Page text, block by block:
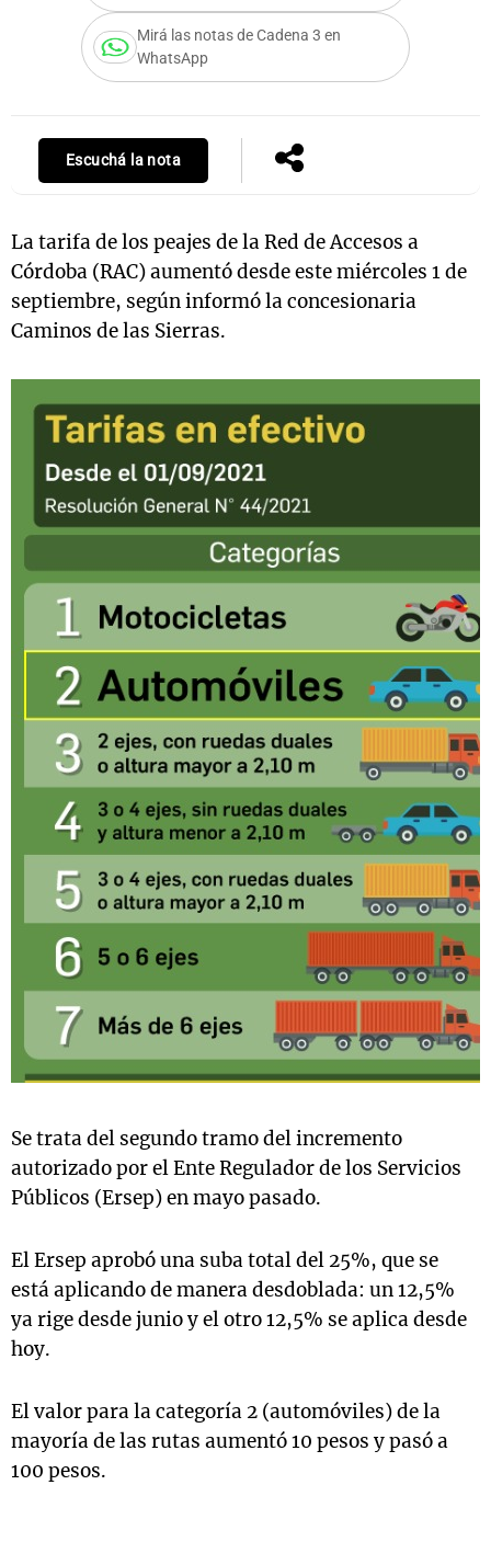
Mirá las notas de Cadena 3 en
WhatsApp
Escuchá la nota
La tarifa de los peajes de la Red de Accesos a
Córdoba (RAC) aumentó desde este miércoles 1 de
septiembre, según informó la concesionaria
Caminos de las Sierras.
Se trata del segundo tramo del incremento
autorizado por el Ente Regulador de los Servicios
Públicos (Ersep) en mayo pasado.
El Ersep aprobó una suba total del 25%, que se
está aplicando de manera desdoblada: un 12,5%
ya rige desde junio y el otro 12,5% se aplica desde
hoy.
El valor para la categoría 2 (automóviles) de la
mayoría de las rutas aumentó 10 pesos y pasó a
100 pesos.
Notas
Mundial 2026
La Sole en
Cadena 3